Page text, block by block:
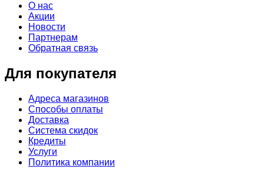
О нас
Акции
Новости
Партнерам
Обратная связь
Для покупателя
Адреса магазинов
Способы оплаты
Доставка
Система скидок
Кредиты
Услуги
Политика компании